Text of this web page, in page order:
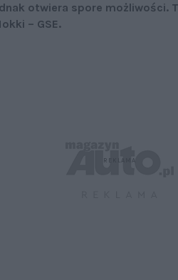
otwiera spore możliwości.
– GSE.